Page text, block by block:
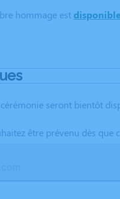
hommage est
cérémonie seront bientôt
être prévenu dès